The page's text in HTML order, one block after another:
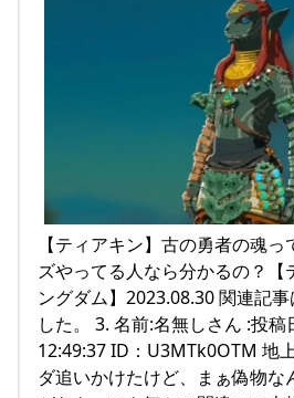
【ティアキン】古の勇者の魂
ズやってる人なら分かるの？【
ングダム】2023.08.30 関連記
した。 3. 名前:名無しさん :投
12:49:37 ID：U3MTk0OTM 地
ダ追いかけたけど、まぁ偽物な